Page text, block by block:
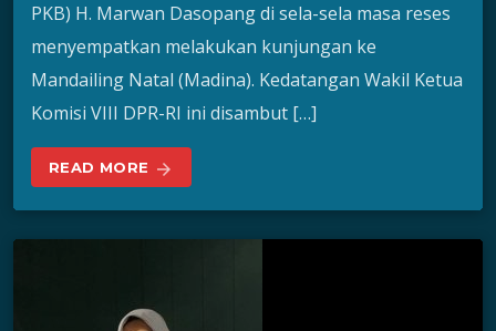
PKB) H. Marwan Dasopang di sela-sela masa reses
menyempatkan melakukan kunjungan ke
Mandailing Natal (Madina). Kedatangan Wakil Ketua
Komisi VIII DPR-RI ini disambut […]
READ MORE arrow_forward